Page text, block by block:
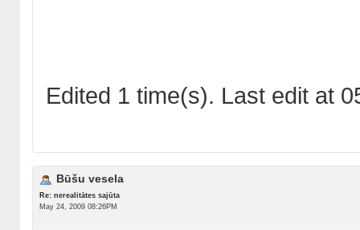
Edited 1 time(s). Last edit at
Būšu vesela
Re: nerealitātes sajūta
May 24, 2009 08:26PM